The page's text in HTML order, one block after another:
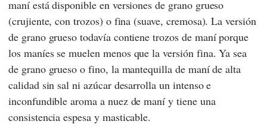
maní está disponible en versiones de grano grueso
(crujiente, con trozos) o fina (suave, cremosa). La versión
de grano grueso todavía contiene trozos de maní porque
los maníes se muelen menos que la versión fina. Ya sea
de grano grueso o fino, la mantequilla de maní de alta
calidad sin sal ni azúcar desarrolla un intenso e
inconfundible aroma a nuez de maní y tiene una
consistencia espesa y masticable.